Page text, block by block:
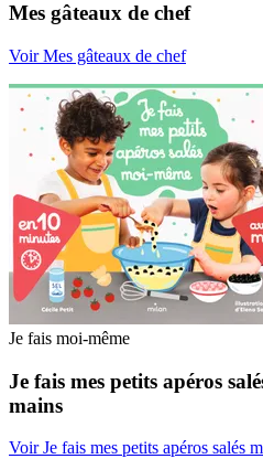
Mes gâteaux de chef
Voir Mes gâteaux de chef
Je fais moi-même
Je fais mes petits apéros
mains
Voir Je fais mes petits apéros salés